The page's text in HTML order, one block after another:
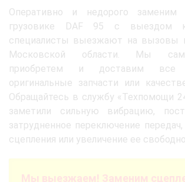
Оперативно и недорого заменим
грузовике DAF 95 с
специалисты выезжают на вызовы
Московской области. Мы
приобретем и доставим все
оригинальные запчасти или
Обращайтесь в службу «Техпомощи
заметили сильную вибрацию,
затрудненное переключение
сцепления или увеличение ее
Мы выезжаем! Заменим